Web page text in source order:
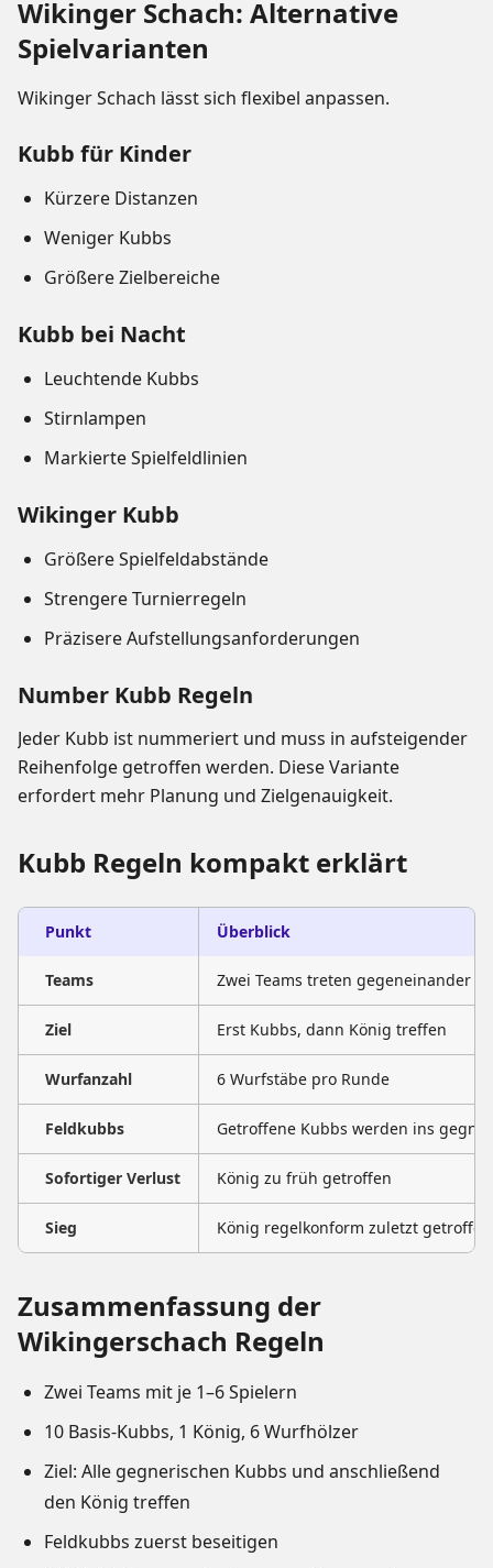
Wikinger Schach: Alternative
Spielvarianten
Wikinger Schach lässt sich flexibel anpassen.
Kubb für Kinder
Kürzere Distanzen
Weniger Kubbs
Größere Zielbereiche
Kubb bei Nacht
Leuchtende Kubbs
Stirnlampen
Markierte Spielfeldlinien
Wikinger Kubb
Größere Spielfeldabstände
Strengere Turnierregeln
Präzisere Aufstellungsanforderungen
Number Kubb Regeln
Jeder Kubb ist nummeriert und muss in aufsteigender
Reihenfolge getroffen werden. Diese Variante
erfordert mehr Planung und Zielgenauigkeit.
Kubb Regeln kompakt erklärt
Punkt Überblick
Teams Zwei Teams treten gegeneinander an
Ziel Erst Kubbs, dann König treffen
Wurfanzahl 6 Wurfstäbe pro Runde
Feldkubbs Getroffene Kubbs werden ins
Sofortiger Verlust König zu früh getroffen
Sieg König regelkonform zuletzt getroffen
Zusammenfassung der
Wikingerschach Regeln
Zwei Teams mit je 1–6 Spielern
10 Basis-Kubbs, 1 König, 6 Wurfhölzer
Ziel: Alle gegnerischen Kubbs und anschließend
den König treffen
Feldkubbs zuerst beseitigen